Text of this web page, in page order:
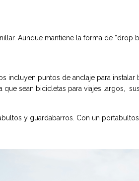
Aunque mantiene la forma de
incluyen puntos de anclaje para
sean bicicletas para viajes largos,
y guardabarros. Con un